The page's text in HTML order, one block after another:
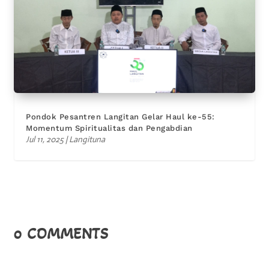
Pondok Pesantren Langitan Gelar Haul ke-55:
Momentum Spiritualitas dan Pengabdian
Jul 11, 2025|Langituna
0 COMMENTS